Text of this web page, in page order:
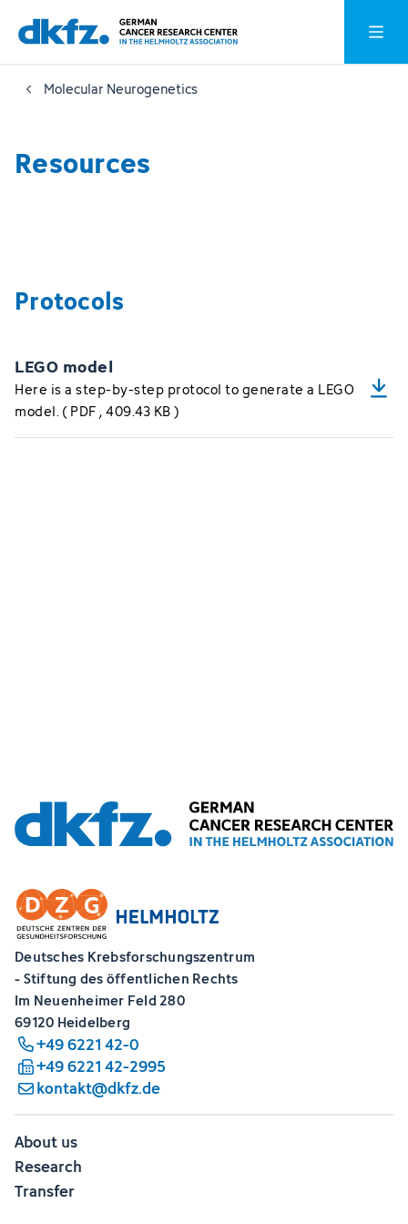
Skip
to
main
content
Jump
to
footer
Open
Molecular Neurogenetics
Resources
Protocols
LEGO model
Here is a step-by-step protocol to generate a LEGO
model.(PDF, 409.43 KB)
Deutsches Krebsforschungszentrum
- Stiftung des öffentlichen Rechts
Im Neuenheimer Feld 280
69120 Heidelberg
+49 6221 42-0
+49 6221 42-2995
kontakt@dkfz.de
About us
Research
Transfer